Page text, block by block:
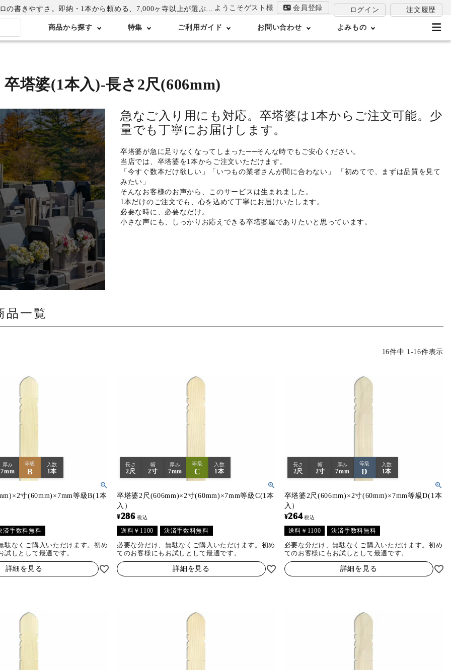
きやすさ。即納・1本から頼める、7,000ヶ寺以上が選ぶ卒塔婆専門店 ようこそゲスト様 会員登録 ログイン 注文履歴
商品から探す 特集 ご利用ガイド お問い合わせ よみもの
卒塔婆(1本入)-長さ2尺(606mm)
急なご入り用にも対応。卒塔婆は1本からご注文可能。少
量でも丁寧にお届けします。
卒塔婆が急に足りなくなってしまった──そんな時でもご安心ください。
当店では、卒塔婆を1本からご注文いただけます。
「今すぐ数本だけ欲しい」「いつもの業者さんが間に合わない」 「初めてで、まずは品質を見て
みたい」
そんなお客様のお声から、このサービスは生まれました。
1本だけのご注文でも、心を込めて丁寧にお届けいたします。
必要な時に、必要なだけ。
小さな声にも、しっかりお応えできる卒塔婆屋でありたいと思っています。
品一覧
16件中 1-16件表示
厚み
7mm
等級
B
入数
1本
寸(60mm)×7mm等級B(1本
済手数料無料
駄なくご購入いただけます。初め
試しとして最適です。
詳細を見る
長さ
2尺
幅
2寸
厚み
7mm
等級
C
入数
1本
卒塔婆2尺(606mm)×2寸(60mm)×7mm等級C(1本
入）
¥286 税込
送料￥1100 決済手数料無料
必要な分だけ、無駄なくご購入いただけます。初め
てのお客様にもお試しとして最適です。
詳細を見る
長さ
2尺
幅
2寸
厚み
7mm
等級
D
入数
1本
卒塔婆2尺(606mm)×2寸(60mm)×7mm等級D(1本
入）
¥264 税込
送料￥1100 決済手数料無料
必要な分だけ、無駄なくご購入いただけます。初め
てのお客様にもお試しとして最適です。
詳細を見る